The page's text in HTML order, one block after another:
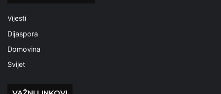
Vijesti
Dijaspora
Domovina
Svijet